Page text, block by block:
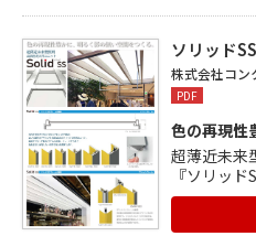
ソリッドSS
株式会社コン
PDF
色の再現性
超薄近未来
『ソリッ
仕上げるこ
ン性を兼
です。 病